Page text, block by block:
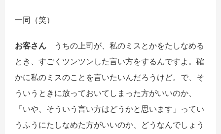
一同 （笑）
お客さん
うちの上司が、私のミスとかをたしなめる
とき、すごくツンツンした言い方をするんですよ。確
かに私のミスのことを言いたいんだろうけど。で、そ
ういうときに放っておいてしまった方がいいのか、
「いや、そういう言い方はどうかと思います」ってい
うふうにたしなめた方がいいのか、どうなんでしょう